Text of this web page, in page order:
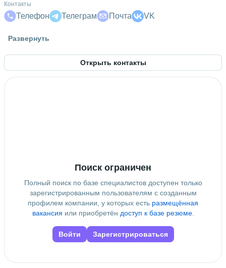
Контакты
Телефон Телеграм Почта VK
Знание языков
РАНХиГС • Институт экономики, математики и
информационных технологий
Развернуть
Открыть контакты
Поиск ограничен
Полный поиск по базе специалистов доступен только
зарегистрированным пользователям с созданным
профилем компании, у которых есть размещённая
вакансия или приобретён доступ к базе резюме.
Войти Зарегистрироваться